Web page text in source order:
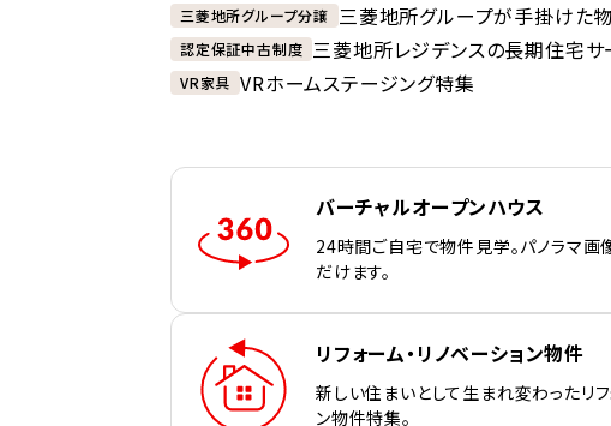
三菱地所グループ分譲 三菱地所グループが手掛けた
認定保証中古制度 三菱地所レジデンスの長期住宅サ
VR家具 VRホームステージング特集
バーチャルオープンハウス
24時間ご自宅で物件見学。パノラマ画
だけます。
リフォーム・リノベーション物件
新しい住まいとして生まれ変わったリフ
ン物件特集。